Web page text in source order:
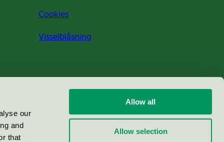
our
and
that
Allow all
Allow selection
Cookies
Visselblåsning